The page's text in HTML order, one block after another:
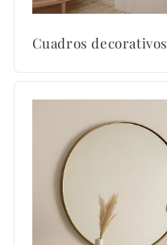
Cuadros decorativos